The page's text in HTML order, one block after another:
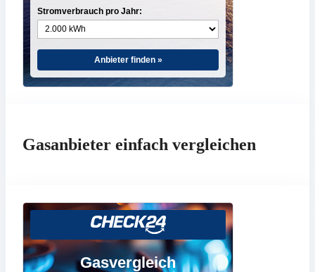
Stromverbrauch pro Jahr:
Anbieter finden »
Gasanbieter einfach vergleichen
Gasvergleich